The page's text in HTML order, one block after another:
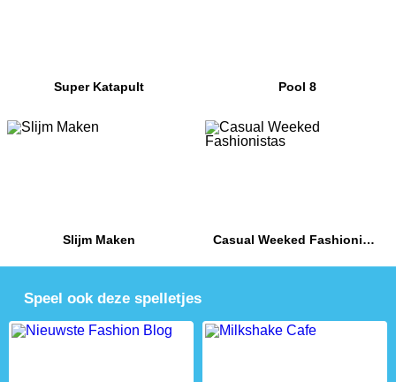
Super Katapult Pool 8
Slijm Maken Casual Weeked Fashionistas
Speel ook deze spelletjes